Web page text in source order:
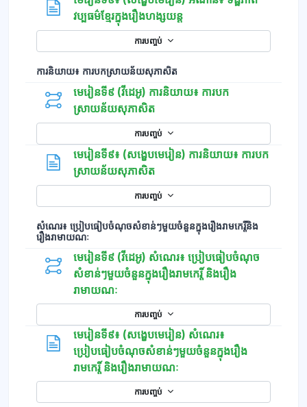
វប្បធម៌ខ្មែរក្នុងរឿងហង្សយន្ដទំព័រ
ការបញ្ចប់
ការនិយាយ៖ ការបកស្រាយន័យសុភាសិត
មេរៀនទី៩ (វីដេអូ) ការនិយាយ៖ ការបក
ស្រាយន័យសុភាសិត
ការបញ្ចប់
មេរៀនទី៩៖ (សង្ខេបមេរៀន) ការនិយាយ៖ ការបក
ស្រាយន័យសុភាសិតទំព័រ
ការបញ្ចប់
សំណេរ៖ ប្រៀបធៀបចំណុចសំខាន់ៗមួយចំនួនក្នុងរឿងរាមកេរ្ដិ៍និង
រឿងរាមាយណៈ
មេរៀនទី៩ (វីដេអូ) សំណេរ៖ ប្រៀបធៀបចំណុច
សំខាន់ៗមួយចំនួនក្នុងរឿងរាមកេរ្ដិ៍ និងរឿង
រាមាយណៈ
ការបញ្ចប់
មេរៀនទី៩៖ (សង្ខេបមេរៀន) សំណេរ៖
ប្រៀបធៀបចំណុចសំខាន់ៗមួយចំនួនក្នុងរឿង
រាមកេរ្ដិ៍ និងរឿងរាមាយណៈ
ការបញ្ចប់